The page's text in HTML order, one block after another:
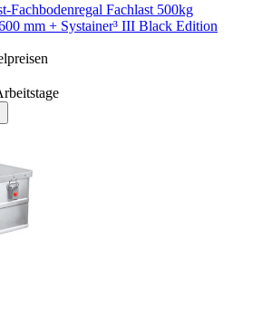
Fachbodenregal Fachlast 500kg
mm + Systainer³ III Black Edition